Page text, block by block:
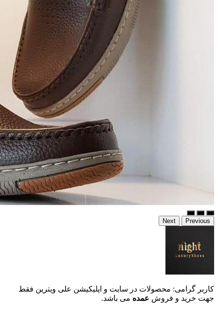
Previous
Next
کاربر گرامی: محصولات در سایت و اپلیکیشن علی ویترین فقط
جهت خرید و فروش عمده می باشد.